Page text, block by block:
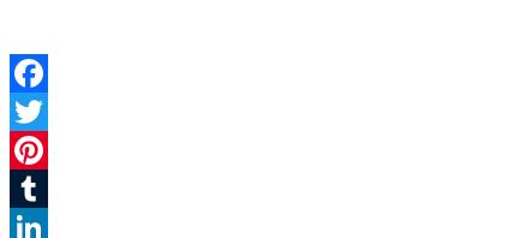
Facebook
Twitter
Pinterest
Tumblr